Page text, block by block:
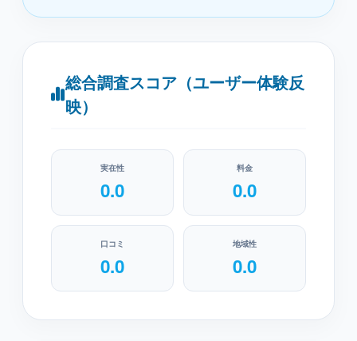
総合調査スコア（ユーザー体験反
映）
実在性
0.0
料金
0.0
口コミ
0.0
地域性
0.0